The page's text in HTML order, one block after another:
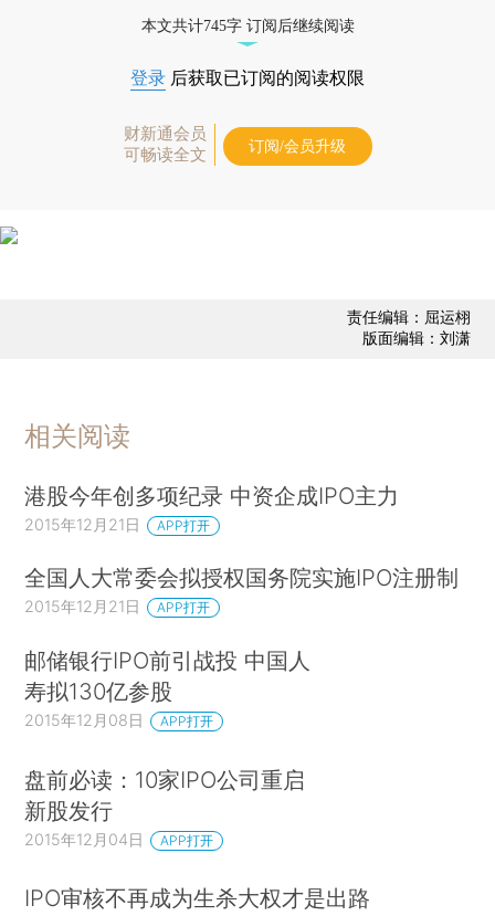
本文共计745字 订阅后继续阅读
登录 后获取已订阅的阅读权限
财新通会员
可畅读全文
订阅/会员升级
责任编辑：屈运栩
版面编辑：刘潇
相关阅读
港股今年创多项纪录 中资企成IPO主力
2015年12月21日 APP打开
全国人大常委会拟授权国务院实施IPO注册制
2015年12月21日 APP打开
邮储银行IPO前引战投 中国人
寿拟130亿参股
2015年12月08日 APP打开
盘前必读：10家IPO公司重启
新股发行
2015年12月04日 APP打开
IPO审核不再成为生杀大权才是出路